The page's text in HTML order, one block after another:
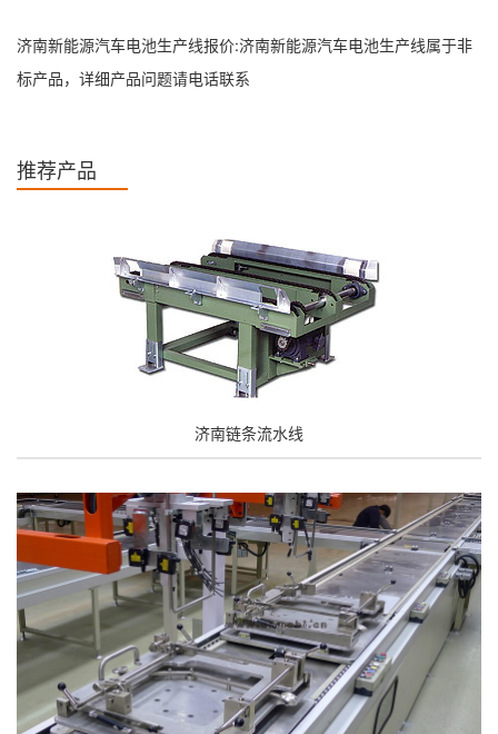
济南新能源汽车电池生产线报价:济南新能源汽车电池生产线属于非
标产品，详细产品问题请电话联系
推荐产品
济南链条流水线